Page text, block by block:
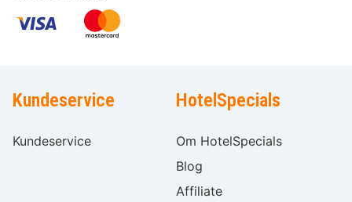
Kundeservice
Kundeservice
HotelSpecials
Om HotelSpecials
Blog
Affiliate